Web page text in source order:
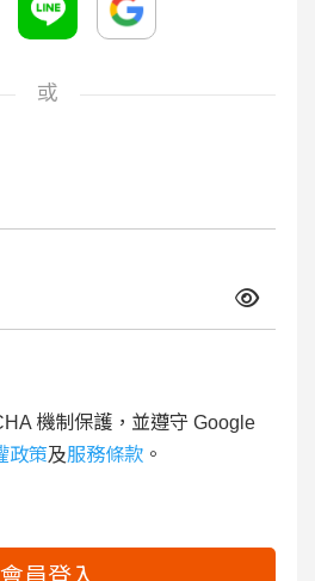
或
機制保護，並遵守 Google
政策及服務條款 。